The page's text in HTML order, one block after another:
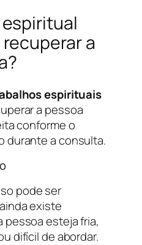
a
espirituais
a pessoa
conforme o
durante a consulta.
pode ser
existe
pessoa esteja fria,
difícil de abordar.